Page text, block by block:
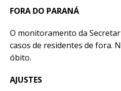
FORA DO PARANÁ
O monitoramento da
casos de residentes de fora.
óbito.
AJUSTES